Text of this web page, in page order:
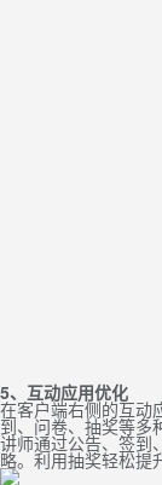
5、互动应用优化
在客户端右侧的互动
到、问卷、抽奖等多
讲师通过公告、签到
略。利用抽奖轻松提